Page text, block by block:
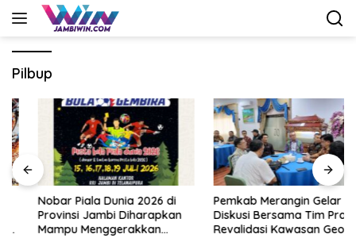
Langsung
Pilbup
Nobar Piala Dunia 2026 di
Provinsi Jambi Diharapkan
Mampu Menggerakkan
Pemkab Merangin Gelar
Diskusi Bersama Tim Pra-
Revalidasi Kawasan Geopark